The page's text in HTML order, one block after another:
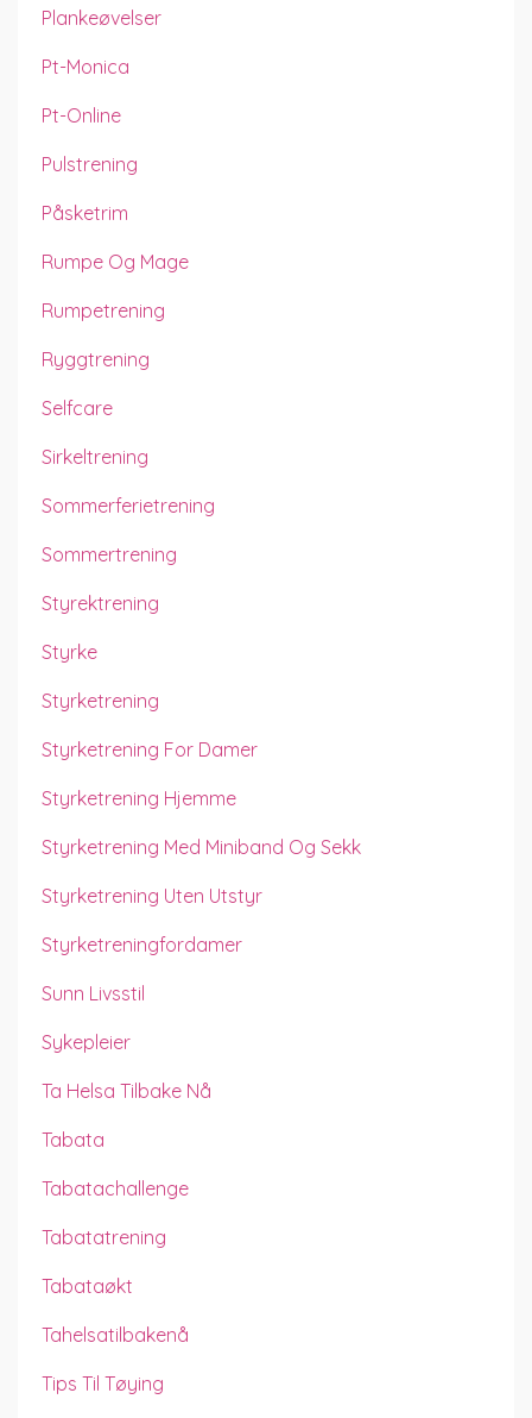
Plankeøvelser
Pt-Monica
Pt-Online
Pulstrening
Påsketrim
Rumpe Og Mage
Rumpetrening
Ryggtrening
Selfcare
Sirkeltrening
Sommerferietrening
Sommertrening
Styrektrening
Styrke
Styrketrening
Styrketrening For Damer
Styrketrening Hjemme
Styrketrening Med Miniband Og Sekk
Styrketrening Uten Utstyr
Styrketreningfordamer
Sunn Livsstil
Sykepleier
Ta Helsa Tilbake Nå
Tabata
Tabatachallenge
Tabatatrening
Tabataøkt
Tahelsatilbakenå
Tips Til Tøying